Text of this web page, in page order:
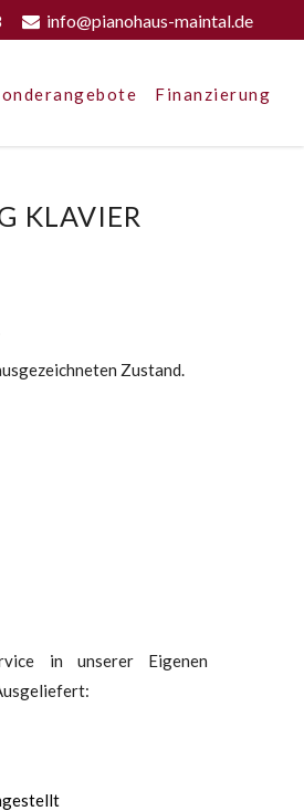
info@pianohaus-maintal.de
Finanzierung
KLAVIER
Zustand.
in unserer Eigenen